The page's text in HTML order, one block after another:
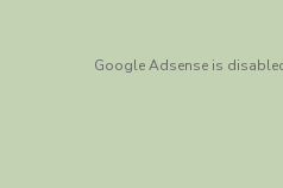
Google Adsense is